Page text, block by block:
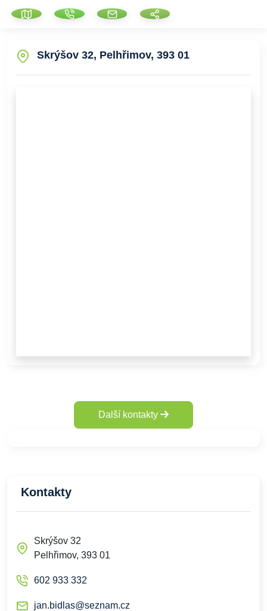
Skrýšov 32, Pelhřimov, 393 01
Další kontakty
Kontakty
Skrýšov 32
Pelhřimov, 393 01
602 933 332
jan.bidlas@seznam.cz